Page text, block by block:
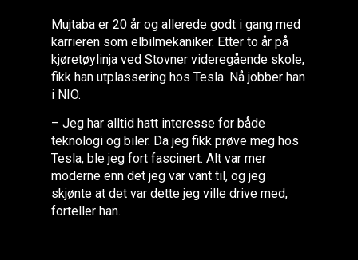
Mujtaba er 20 år og allerede godt i gang med
karrieren som elbilmekaniker. Etter to år på
kjøretøylinja ved Stovner videregående skole,
fikk han utplassering hos Tesla. Nå jobber han
i NIO.
– Jeg har alltid hatt interesse for både
teknologi og biler. Da jeg fikk prøve meg hos
Tesla, ble jeg fort fascinert. Alt var mer
moderne enn det jeg var vant til, og jeg
skjønte at det var dette jeg ville drive med,
forteller han.